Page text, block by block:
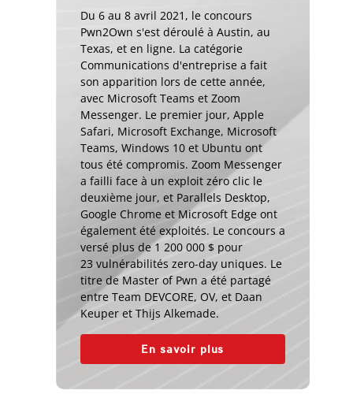
Du 6 au 8 avril 2021, le concours
Pwn2Own s'est déroulé à Austin, au
Texas, et en ligne. La catégorie
Communications d'entreprise a fait
son apparition lors de cette année,
avec Microsoft Teams et Zoom
Messenger. Le premier jour, Apple
Safari, Microsoft Exchange, Microsoft
Teams, Windows 10 et Ubuntu ont
tous été compromis. Zoom Messenger
a failli face à un exploit zéro clic le
deuxième jour, et Parallels Desktop,
Google Chrome et Microsoft Edge ont
également été exploités. Le concours a
versé plus de 1 200 000 $ pour
23 vulnérabilités zero-day uniques. Le
titre de Master of Pwn a été partagé
entre Team DEVCORE, OV, et Daan
Keuper et Thijs Alkemade.
En savoir plus